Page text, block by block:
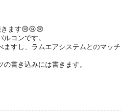
ます😢😢😢
コンです。
ますし、ラムエアシステムとのマッチ
の書き込みには書きます。